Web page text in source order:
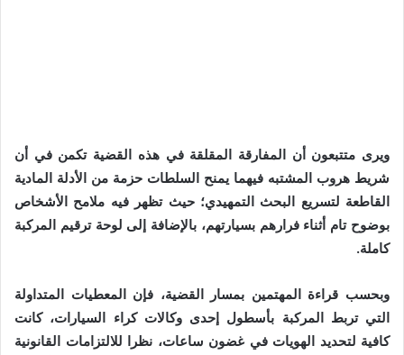
ويرى متتبعون أن المفارقة المقلقة في هذه القضية تكمن في أن
شريط هروب المشتبه فيهما يمنح السلطات حزمة من الأدلة المادية
القاطعة لتسريع البحث التمهيدي؛ حيث تظهر فيه ملامح الأشخاص
بوضوح تام أثناء فرارهم بسيارتهم، بالإضافة إلى لوحة ترقيم المركبة
كاملة.
وبحسب قراءة المهتمين بمسار القضية، فإن المعطيات المتداولة
التي تربط المركبة بأسطول إحدى وكالات كراء السيارات، كانت
كافية لتحديد الهويات في غضون ساعات، نظرا للالتزامات القانونية